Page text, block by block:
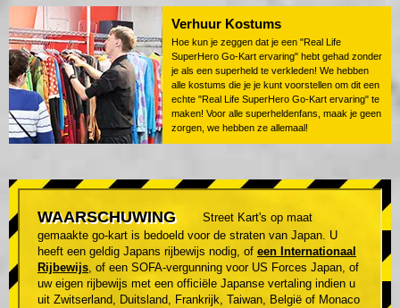
Verhuur Kostums
Hoe kun je zeggen dat je een "Real Life
SuperHero Go-Kart ervaring" hebt gehad zonder
je als een superheld te verkleden! We hebben
alle kostums die je je kunt voorstellen om dit een
echte "Real Life SuperHero Go-Kart ervaring" te
maken! Voor alle superheldenfans, maak je geen
zorgen, we hebben ze allemaal!
WAARSCHUWING
Street Kart's op maat
gemaakte go-kart is bedoeld voor de straten van Japan. U
heeft een geldig Japans rijbewijs nodig, of een Internationaal
Rijbewijs, of een SOFA-vergunning voor US Forces Japan, of
uw eigen rijbewijs met een officiële Japanse vertaling indien u
uit Zwitserland, Duitsland, Frankrijk, Taiwan, België of Monaco